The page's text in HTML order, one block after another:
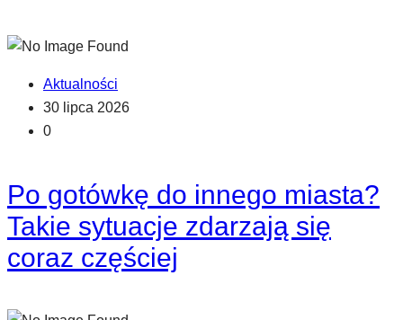
Aktualności
30 lipca 2026
0
Po gotówkę do innego miasta?
Takie sytuacje zdarzają się
coraz częściej